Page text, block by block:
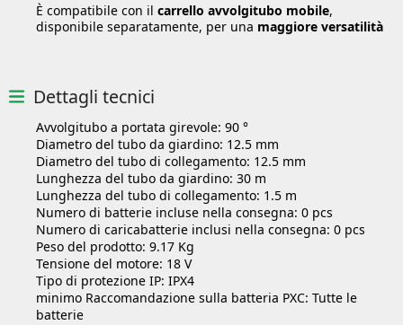
È compatibile con il carrello avvolgitubo mobile,
disponibile separatamente, per una maggiore versatilità
Dettagli tecnici
Avvolgitubo a portata girevole: 90 °
Diametro del tubo da giardino: 12.5 mm
Diametro del tubo di collegamento: 12.5 mm
Lunghezza del tubo da giardino: 30 m
Lunghezza del tubo di collegamento: 1.5 m
Numero di batterie incluse nella consegna: 0 pcs
Numero di caricabatterie inclusi nella consegna: 0 pcs
Peso del prodotto: 9.17 Kg
Tensione del motore: 18 V
Tipo di protezione IP: IPX4
minimo Raccomandazione sulla batteria PXC: Tutte le
batterie